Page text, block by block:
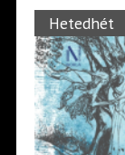
Hetedhét